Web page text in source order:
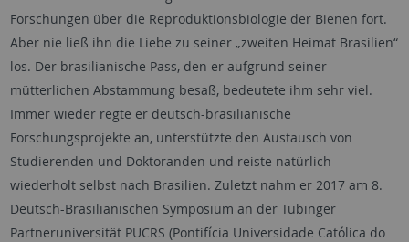
Forschungen über die Reproduktionsbiologie der Bienen fort.
Aber nie ließ ihn die Liebe zu seiner „zweiten Heimat Brasilien“
los. Der brasilianische Pass, den er aufgrund seiner
mütterlichen Abstammung besaß, bedeutete ihm sehr viel.
Immer wieder regte er deutsch-brasilianische
Forschungsprojekte an, unterstützte den Austausch von
Studierenden und Doktoranden und reiste natürlich
wiederholt selbst nach Brasilien. Zuletzt nahm er 2017 am 8.
Deutsch-Brasilianischen Symposium an der Tübinger
Partneruniversität PUCRS (Pontifícia Universidade Católica do